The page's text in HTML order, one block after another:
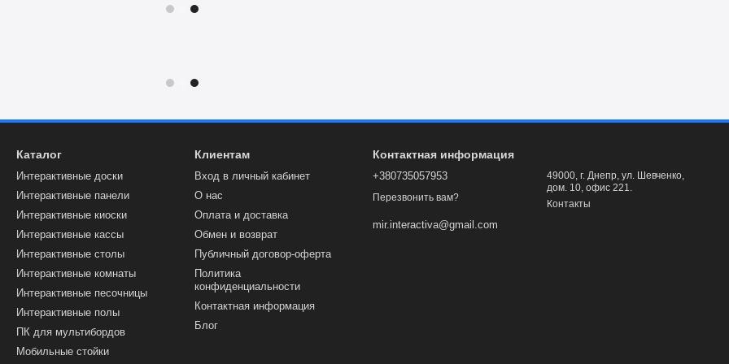
году. Под международным
электроника для дома,
база - в Китае.
Африки, Ближнего
Каталог
Интерактивные доски
Интерактивные панели
Интерактивные киоски
Интерактивные кассы
Интерактивные столы
Интерактивные комнаты
Интерактивные песочницы
Интерактивные полы
ПК для мультибордов
Мобильные стойки
Клиентам
Вход в личный кабинет
О нас
Оплата и доставка
Обмен и возврат
Публичный договор-оферта
Политика
конфиденциальности
Контактная информация
Блог
Контактная информация
+380735057953
Перезвонить вам?
mir.interactiva@gmail.com
49000, г. Днепр, ул. Шевченко,
дом. 10, офис 221.
Контакты